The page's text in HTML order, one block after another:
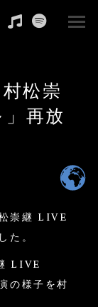
Music
in
new
Spotify
in
new
松崇
再放
崇継 LIVE
た。
LIVE
の様子を村